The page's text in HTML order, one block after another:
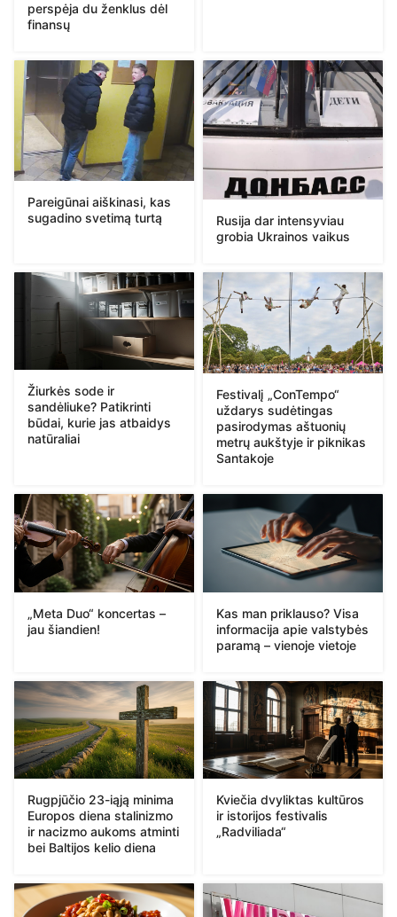
perspėja du ženklus dėl
finansų
Pareigūnai aiškinasi, kas
sugadino svetimą turtą
Rusija dar intensyviau
grobia Ukrainos vaikus
Žiurkės sode ir
sandėliuke? Patikrinti
būdai, kurie jas atbaidys
natūraliai
Festivalį „ConTempo“
uždarys sudėtingas
pasirodymas aštuonių
metrų aukštyje ir piknikas
Santakoje
„Meta Duo“ koncertas –
jau šiandien!
Kas man priklauso? Visa
informacija apie valstybės
paramą – vienoje vietoje
Rugpjūčio 23-iąją minima
Europos diena stalinizmo
ir nacizmo aukoms atminti
bei Baltijos kelio diena
Kviečia dvyliktas kultūros
ir istorijos festivalis
„Radviliada“